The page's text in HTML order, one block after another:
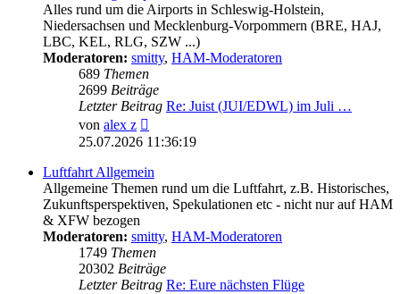
Alles rund um die Airports in Schleswig-Holstein,
Niedersachsen und Mecklenburg-Vorpommern (BRE, HAJ,
LBC, KEL, RLG, SZW ...)
Moderatoren: smitty, HAM-Moderatoren
689 Themen
2699 Beiträge
Letzter Beitrag Re: Juist (JUI/EDWL) im Juli …
von alex z
Beitrag
25.07.2026 11:36:19
Luftfahrt Allgemein
Allgemeine Themen rund um die Luftfahrt, z.B. Historisches,
Zukunftsperspektiven, Spekulationen etc - nicht nur auf HAM
& XFW bezogen
Moderatoren: smitty, HAM-Moderatoren
1749 Themen
20302 Beiträge
Letzter Beitrag Re: Eure nächsten Flüge